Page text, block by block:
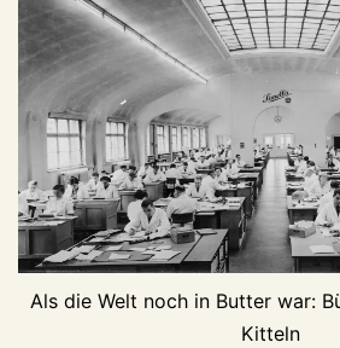
Als die Welt noch in Butter war:
Kitteln